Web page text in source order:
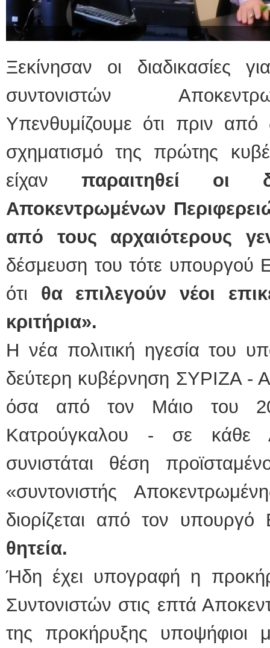
Ξεκίνησαν οι διαδικασίες
συντονιστών
Υπενθυμίζουμε ότι πριν
σχηματισμό της πρώτης
είχαν παραιτηθεί οι
Αποκεντρωμένων
από τους αρχαιότερους
δέσμευση του τότε
ότι θα επιλεγούν νέοι
κριτήρια».
Η νέα πολιτική ηγεσία του
δεύτερη κυβέρνηση ΣΥΡΙΖΑ -
όσα από τον Μάιο του
Κατρούγκαλου - σε κάθε
συνιστάται θέση
«συντονιστής
διορίζεται από τον
θητεία.
Ήδη έχει υπογραφή η
Συντονιστών στις επτά
της προκήρυξης υποψήφιοι